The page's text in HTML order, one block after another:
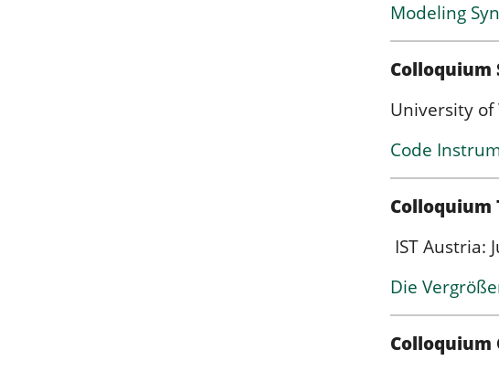
Modeling
Colloquium
University of
Code
Colloquium
IST Austria:
Die
Colloquium